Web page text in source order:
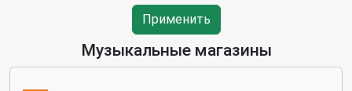
Применить
Музыкальные магазины